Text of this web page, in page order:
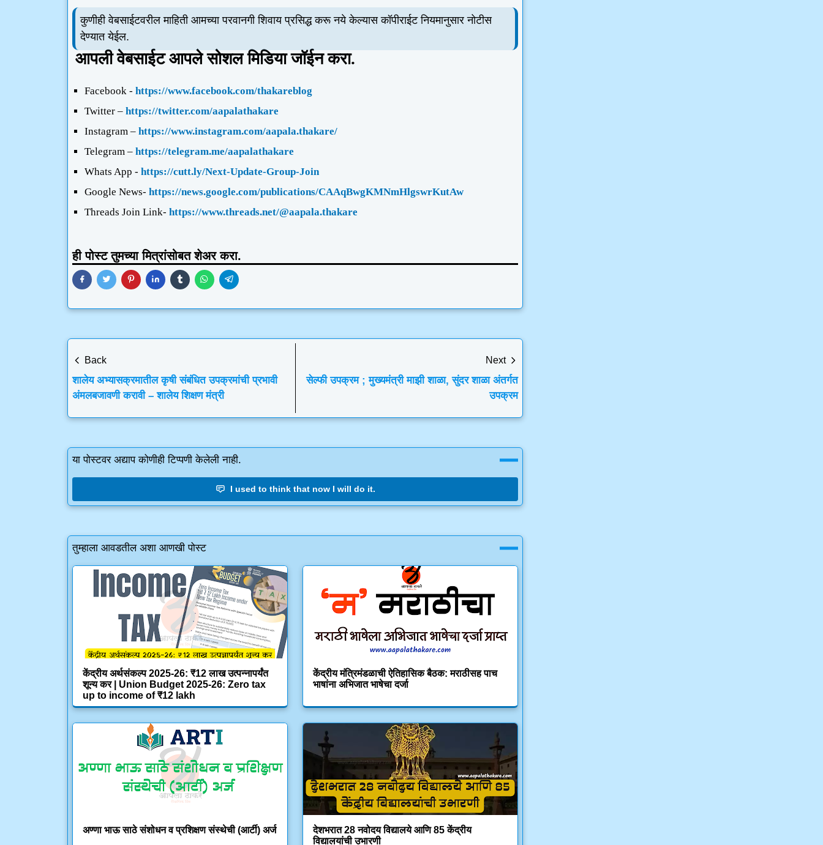
कुणीही वेबसाईटवरील माहिती आमच्या परवानगी शिवाय प्रसिद्ध करू नये केल्यास कॉपीराईट नियमानुसार नोटीस
देण्यात येईल.
आपली वेबसाईट आपले सोशल मिडिया जॉईन करा.
Facebook - https://www.facebook.com/thakareblog
Twitter – https://twitter.com/aapalathakare
Instagram – https://www.instagram.com/aapala.thakare/
Telegram – https://telegram.me/aapalathakare
Whats App - https://cutt.ly/Next-Update-Group-Join
Google News- https://news.google.com/publications/CAAqBwgKMNmHlgswrKutAw
Threads Join Link- https://www.threads.net/@aapala.thakare
ही पोस्ट तुमच्या मित्रांसोबत शेअर करा.
Back
शालेय अभ्यासक्रमातील कृषी संबंधित उपक्रमांची प्रभावी
अंमलबजावणी करावी – शालेय शिक्षण मंत्री
Next
सेल्फी उपक्रम ; मुख्यमंत्री माझी शाळा, सुंदर शाळा अंतर्गत
उपक्रम
या पोस्टवर अद्याप कोणीही टिप्पणी केलेली नाही.
I used to think that now I will do it.
तुम्हाला आवडतील अशा आणखी पोस्ट
केंद्रीय अर्थसंकल्प 2025-26: ₹12 लाख उत्पन्नापर्यंत
शून्य कर | Union Budget 2025-26: Zero tax
up to income of ₹12 lakh
केंद्रीय मंत्रिमंडळाची ऐतिहासिक बैठक: मराठीसह पाच
भाषांना अभिजात भाषेचा दर्जा
अण्णा भाऊ साठे संशोधन व प्रशिक्षण संस्थेची (आर्टी) अर्ज
देशभरात 28 नवोदय विद्यालये आणि 85 केंद्रीय
विद्यालयांची उभारणी